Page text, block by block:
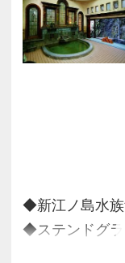
◆新江ノ島水
◆ステンドグラ
呂と弁天洞窟